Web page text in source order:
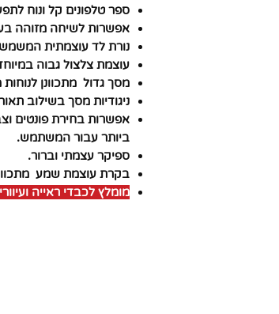
ספר טלפונים קל ונוח
אפשרות לשיחה מזוהה
נורת לד עוצמתית
עוצמת צלצול גבוה במיוחד – עד 80 דציבלים המיועד
מסך גדול מתכוונן
ניגודיות מסך בשילוב
אפשרות בחירת פונטים
ביותר עבור המשתמש.
ספיקר עצמתי וברור.
בקרת עוצמת שמע מתכווננת עד
מומלץ לכבדי ראייה